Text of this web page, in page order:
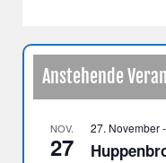
Anstehende
NOV.
27
27. November-